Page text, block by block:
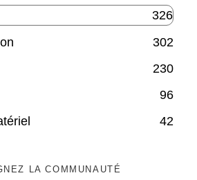
326
302
230
96
42
LA COMMUNAUTÉ